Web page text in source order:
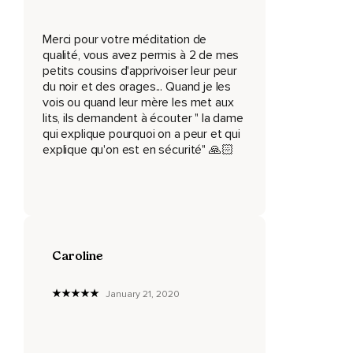
La lumière stimule nos sens et empêche le cerveau de se
mettre en mode sommeil.
Nous avons tous à l'intérieur de nous une sorte d'horloge
biologique qui nous indique quand c'est l'heure de dormir et
quand c'est l'heure de se réveiller et de faire des activités.
Lorsque nous sommes exposés à de la lumière intense
lumière et de ne pas utiliser d'appareil électronique
Merci pour votre méditation de
qualité, vous avez permis à 2 de mes
petits cousins d'apprivoiser leur peur
du noir et des orages... Quand je les
vois ou quand leur mère les met aux
lits, ils demandent à écouter " la dame
qui explique pourquoi on a peur et qui
explique qu'on est en sécurité" 🙏🏻
Caroline
January 21, 2020